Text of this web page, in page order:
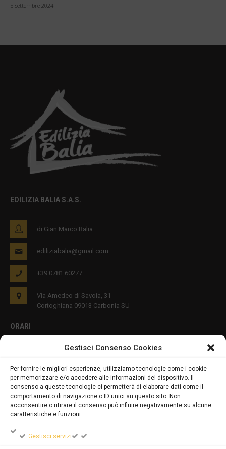
Gestisci Consenso Cookies
Per fornire le migliori esperienze, utilizziamo tecnologie come i cookie
per memorizzare e/o accedere alle informazioni del dispositivo. Il
consenso a queste tecnologie ci permetterà di elaborare dati come il
comportamento di navigazione o ID unici su questo sito. Non
acconsentire o ritirare il consenso può influire negativamente su alcune
caratteristiche e funzioni.
Gestisci servizi
5 Settembre 2024
EDILIZIA BALIA S.A.S.
di Gian Marco Balia
ediliziabalia@gmail.com
+39 0781 60277
Via Amedeo di Savoia, 31
Cortoghiana 09013 Carbonia SU
ORARI
PRIVACY E COOKIES
DICHIARAZIONE SULLA PRIVACY (UE)
COOKIE POLICY (UE)